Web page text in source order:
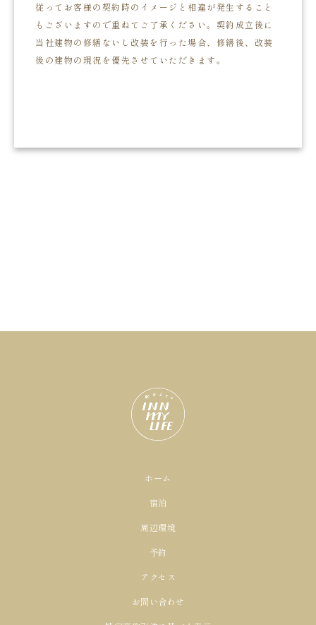
従ってお客様の契約時のイメージと相違が発生すること
もございますので重ねてご了承ください。契約成立後に
当社建物の修繕ないし改装を行った場合、修繕後、改装
後の建物の現況を優先させていただきます。
ホーム
宿泊
周辺環境
予約
アクセス
お問い合わせ